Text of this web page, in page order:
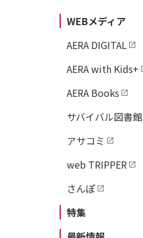
WEBメディア
AERA DIGITAL
AERA with Kids+
AERA Books
サバイバル図書館
アサコミ
web TRIPPER
さんぽ
特集